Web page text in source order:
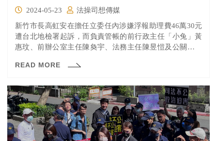
2024-05-23
法操司想傳媒
新竹市長高虹安在擔任立委任內涉嫌浮報助理費46萬30元
遭台北地檢署起訴，而負責管帳的前行政主任「小兔」黃
惠玟、前辦公室主任陳奐宇、法務主任陳昱愷及公關主任
READ MORE